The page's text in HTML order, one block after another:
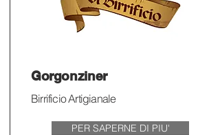
Gorgonziner
Birrificio Artigianale
PER SAPERNE DI PIU'